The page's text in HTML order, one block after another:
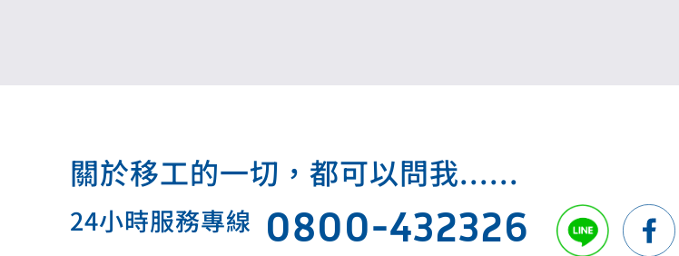
關於移工的一切，都可以問我......
24小時服務專線 0800-432326